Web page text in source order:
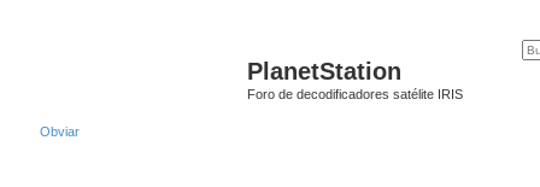
PlanetStation
Foro de decodificadores satélite IRIS
Obviar